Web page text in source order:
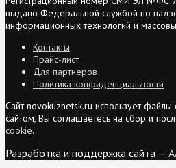
выдано Федеральной службой по
информационных технологий и
Контакты
Прайс-лист
Для партнеров
Политика конфиденциальности
Сайт novokuznetsk.ru использует
сайтом, Вы соглашаетесь на сбор и
cookie.
Разработка и поддержка сайта —